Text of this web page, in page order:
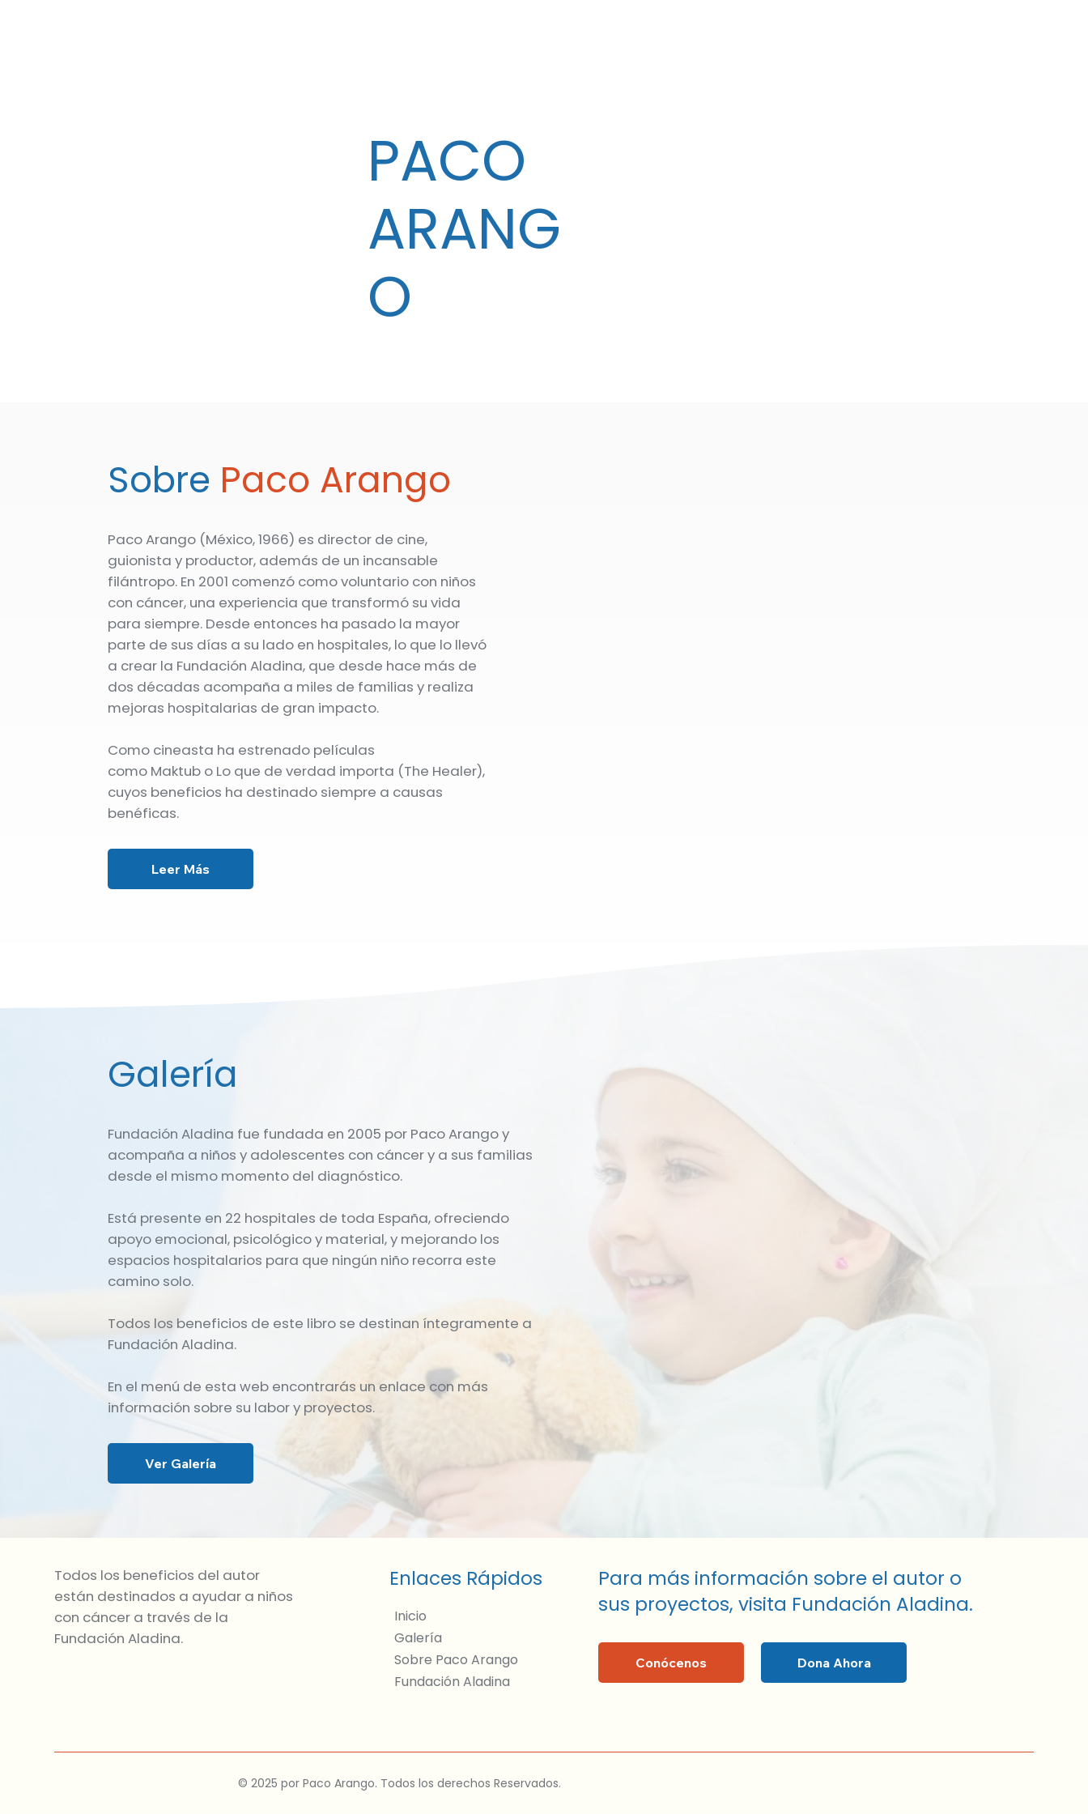
PACO
ARANG
O
Sobre Paco Arango
Paco Arango (México, 1966) es director de cine,
guionista y productor, además de un incansable
filántropo. En 2001 comenzó como voluntario con niños
con cáncer, una experiencia que transformó su vida
para siempre. Desde entonces ha pasado la mayor
parte de sus días a su lado en hospitales, lo que lo llevó
a crear la Fundación Aladina, que desde hace más de
dos décadas acompaña a miles de familias y realiza
mejoras hospitalarias de gran impacto.
Como cineasta ha estrenado películas
como Maktub o Lo que de verdad importa (The Healer),
cuyos beneficios ha destinado siempre a causas
benéficas.
Leer Más
Galería
Fundación Aladina fue fundada en 2005 por Paco Arango y
acompaña a niños y adolescentes con cáncer y a sus familias
desde el mismo momento del diagnóstico.
Está presente en 22 hospitales de toda España, ofreciendo
apoyo emocional, psicológico y material, y mejorando los
espacios hospitalarios para que ningún niño recorra este
camino solo.
Todos los beneficios de este libro se destinan íntegramente a
Fundación Aladina.
En el menú de esta web encontrarás un enlace con más
información sobre su labor y proyectos.
Ver Galería
Todos los beneficios del autor
están destinados a ayudar a niños
con cáncer a través de la
Fundación Aladina.
Enlaces Rápidos
Inicio
Galería
Sobre Paco Arango
Fundación Aladina
Para más información sobre el autor o
sus proyectos, visita Fundación Aladina.
Conócenos Dona Ahora
© 2025 por Paco Arango. Todos los derechos Reservados.